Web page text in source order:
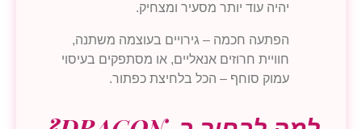
יהיה עוד יותר מסעיר ומצחיק.
הפתעה חכמה – גירויים בעוצמה משתנה,
חוויית חרוזים אנאליים, או מסתפקים בעיסוי
עמוק סוחף – הכל בלחיצת כפתור.